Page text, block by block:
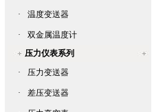
· 温度变送器
·
双金属温度计
压力仪表系列
·
压力变送器
· 差压变送器